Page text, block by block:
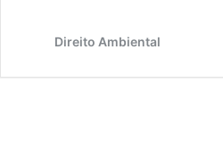
Direito Ambiental